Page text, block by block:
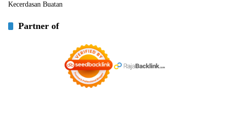
Kecerdasan Buatan
Partner of